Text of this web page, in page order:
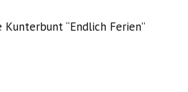
Kunterbunt “Endlich Ferien”